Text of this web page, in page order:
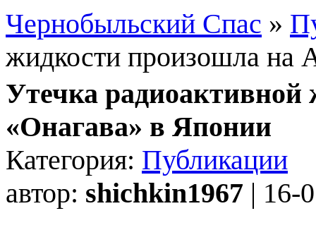
Чернобыльский Спас »
жидкости произошла на
Утечка
«Онагава» в Японии
Категория: Публикации
автор: shichkin1967 | 16-